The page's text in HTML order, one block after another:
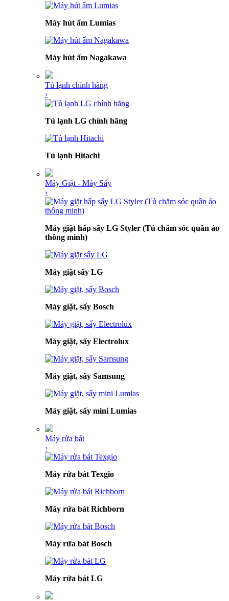
Máy hút ẩm Lumias
Máy hút ẩm Nagakawa
Tủ lạnh chính hãng
›
Tủ lạnh LG chính hãng
Tủ lạnh Hitachi
Máy Giặt - Máy Sấy
›
Máy giặt hấp sấy LG Styler (Tủ chăm sóc quần áo
thông minh)
Máy giặt sấy LG
Máy giặt, sấy Bosch
Máy giặt, sấy Electrolux
Máy giặt, sấy Samsung
Máy giặt, sấy mini Lumias
Máy rửa bát
›
Máy rửa bát Texgio
Máy rửa bát Richborn
Máy rửa bát Bosch
Máy rửa bát LG